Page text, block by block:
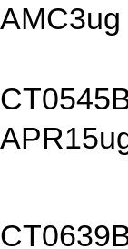
AMC3ug